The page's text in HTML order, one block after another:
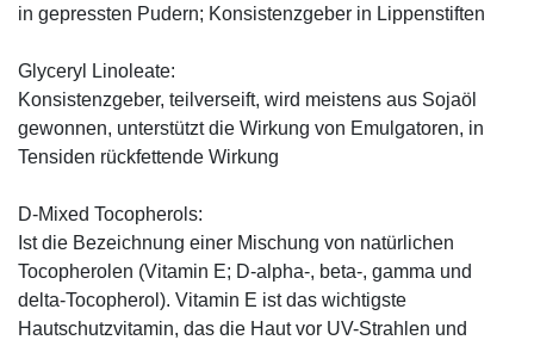
in gepressten Pudern; Konsistenzgeber in Lippenstiften
Glyceryl Linoleate:
Konsistenzgeber, teilverseift, wird meistens aus Sojaöl
gewonnen, unterstützt die Wirkung von Emulgatoren, in
Tensiden rückfettende Wirkung
D-Mixed Tocopherols:
Ist die Bezeichnung einer Mischung von natürlichen
Tocopherolen (Vitamin E; D-alpha-, beta-, gamma und
delta-Tocopherol). Vitamin E ist das wichtigste
Hautschutzvitamin, das die Haut vor UV-Strahlen und